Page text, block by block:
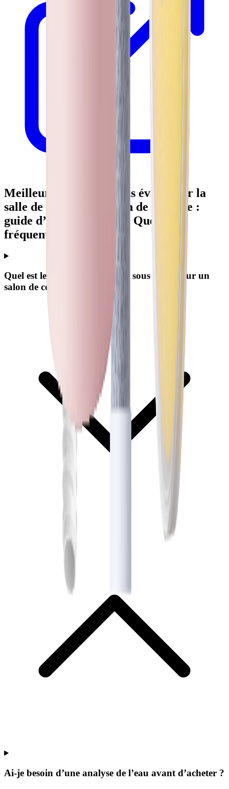
Meilleur filtre à eau sous évier pour la
salle de pause d’un salon de coiffure :
guide d’achat pratique - Questions
fréquentes
Quel est le meilleur filtre à eau sous évier pour un
salon de coiffure ?
Ai-je besoin d’une analyse de l’eau avant d’acheter ?